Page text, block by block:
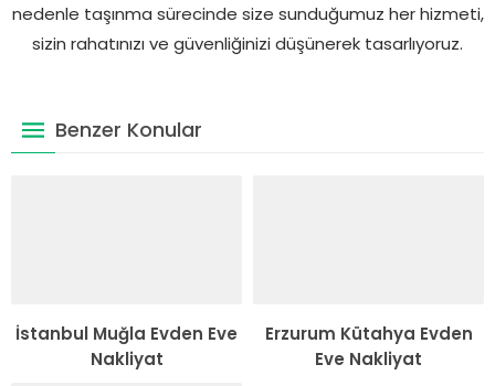
nedenle taşınma sürecinde size sunduğumuz her hizmeti,
sizin rahatınızı ve güvenliğinizi düşünerek tasarlıyoruz.
Benzer Konular
İstanbul Muğla Evden Eve
Nakliyat
Erzurum Kütahya Evden
Eve Nakliyat